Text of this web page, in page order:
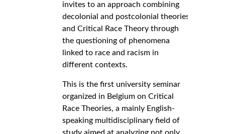
invites to an approach combining
decolonial and postcolonial theories
and Critical Race Theory through
the questioning of phenomena
linked to race and racism in
different contexts.
This is the first university seminar
organized in Belgium on Critical
Race Theories, a mainly English-
speaking multidisciplinary field of